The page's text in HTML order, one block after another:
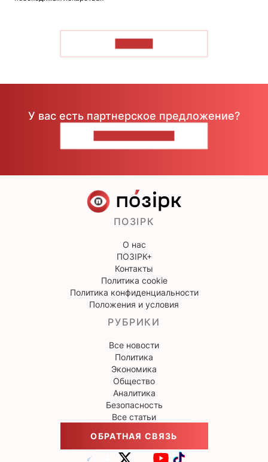
У вас есть партнерское предложение?
ПОЗІРК
О нас
ПОЗІРК+
Контакты
Политика cookie
Политика конфиденциальности
Положения и условия
РУБРИКИ
Все новости
Политика
Экономика
Общество
Аналитика
Безопасность
Все статьи
ОБРАТНАЯ СВЯЗЬ